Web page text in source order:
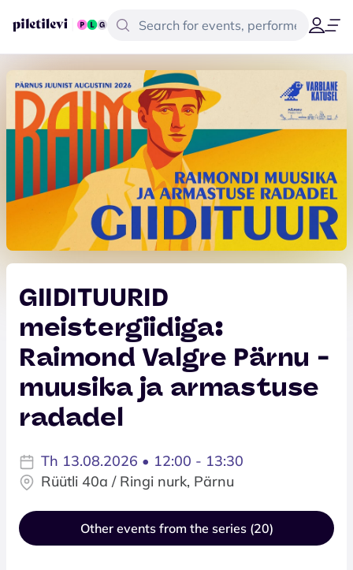
GIIDITUURID
meistergiidiga:
Raimond Valgre Pärnu -
muusika ja armastuse
radadel
Th 13.08.2026 • 12:00 - 13:30
Rüütli 40a / Ringi nurk, Pärnu
Other events from the series (20)